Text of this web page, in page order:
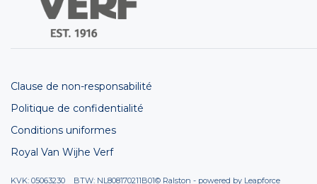
Clause de non-responsabilité
Politique de confidentialité
Conditions uniformes
Royal Van Wijhe Verf
KVK: 05063230 BTW: NL808170211B01© Ralston - powered by Leapforce